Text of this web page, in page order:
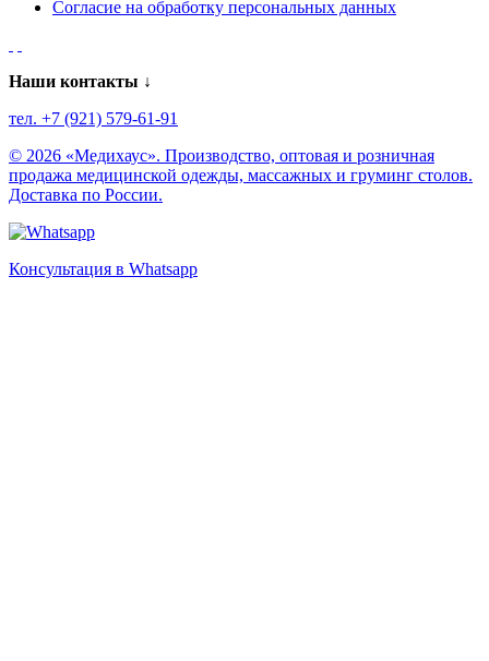
Согласие на обработку персональных данных
Наши контакты ↓
тел. +7 (921) 579-61-91
© 2026 «Медихаус». Производство, оптовая и розничная
продажа медицинской одежды, массажных и груминг столов.
Доставка по России.
Консультация в Whatsapp